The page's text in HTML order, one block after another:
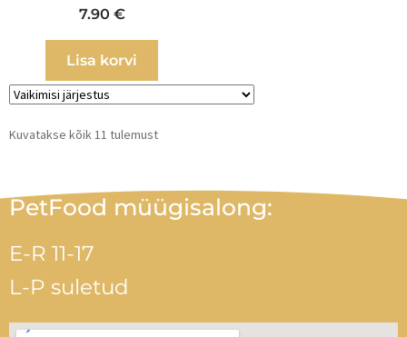
7.90 €
Lisa korvi
Kuvatakse kõik 11 tulemust
PetFood müügisalong:
E-R 11-17
L-P suletud